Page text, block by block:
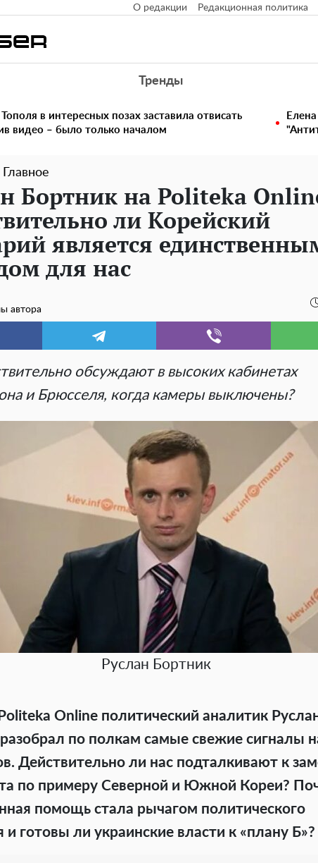
О редакции Редакционная политика
Тренды
Тополя в интересных позах заставила отвисать
видео – было только началом
Главное
Бортник на Politeka
ли Корейский
является
для нас
автора
обсуждают в высоких кабинетах
и Брюсселя, когда камеры выключены?
Руслан Бортник
Online политический аналитик
по полкам самые свежие сигналы
Действительно ли нас подталкивают к
по примеру Северной и Южной Кореи?
помощь стала рычагом политического
и готовы ли украинские власти к «плану Б»?